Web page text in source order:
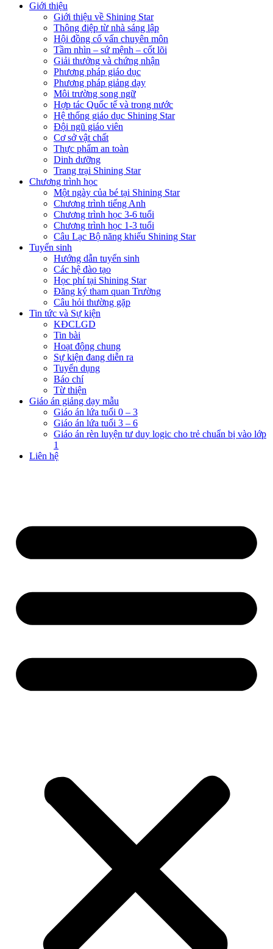
Giới thiệu
Giới thiệu về Shining Star
Thông điệp từ nhà sáng lập
Hội đồng cố vấn chuyên môn
Tầm nhìn – sứ mệnh – cốt lõi
Giải thưởng và chứng nhận
Phương pháp giáo dục
Phương pháp giảng dạy
Môi trường song ngữ
Hợp tác Quốc tế và trong nước
Hệ thống giáo dục Shining Star
Đội ngũ giáo viên
Cơ sở vật chất
Thực phẩm an toàn
Dinh dưỡng
Trang trại Shining Star
Chương trình học
Một ngày của bé tại Shining Star
Chương trình tiếng Anh
Chương trình học 3-6 tuổi
Chương trình học 1-3 tuổi
Câu Lạc Bộ năng khiếu Shining Star
Tuyển sinh
Hướng dẫn tuyển sinh
Các hệ đào tạo
Học phí tại Shining Star
Đăng ký tham quan Trường
Câu hỏi thường gặp
Tin tức và Sự kiện
KĐCLGD
Tin bài
Hoạt động chung
Sự kiện đang diễn ra
Tuyển dụng
Báo chí
Từ thiện
Giáo án giảng dạy mẫu
Giáo án lứa tuổi 0 – 3
Giáo án lứa tuổi 3 – 6
Giáo án rèn luyện tư duy logic cho trẻ chuẩn bị vào lớp
1
Liên hệ